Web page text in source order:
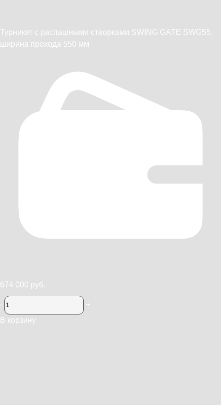
Турникет с распашными створками SWING GATE SWG55,
ширина прохода 550 мм
674 000 руб.
-
+
В корзину